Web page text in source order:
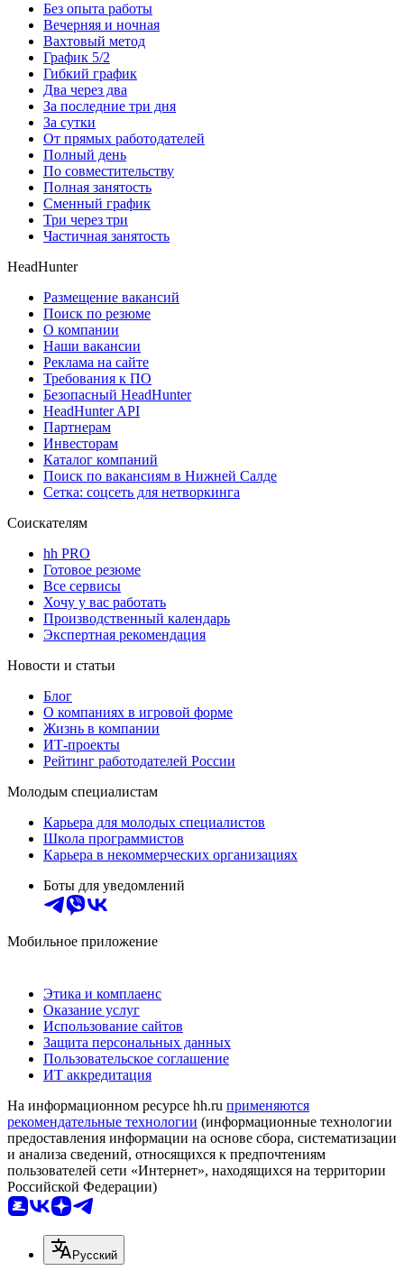
Без опыта работы
Вечерняя и ночная
Вахтовый метод
График 5/2
Гибкий график
Два через два
За последние три дня
За сутки
От прямых работодателей
Полный день
По совместительству
Полная занятость
Сменный график
Три через три
Частичная занятость
HeadHunter
Размещение вакансий
Поиск по резюме
О компании
Наши вакансии
Реклама на сайте
Требования к ПО
Безопасный HeadHunter
HeadHunter API
Партнерам
Инвесторам
Каталог компаний
Поиск по вакансиям в Нижней Салде
Сетка: соцсеть для нетворкинга
Соискателям
hh PRO
Готовое резюме
Все сервисы
Хочу у вас работать
Производственный календарь
Экспертная рекомендация
Новости и статьи
Блог
О компаниях в игровой форме
Жизнь в компании
ИТ-проекты
Рейтинг работодателей России
Молодым специалистам
Карьера для молодых специалистов
Школа программистов
Карьера в некоммерческих организациях
Боты для уведомлений
Мобильное приложение
Этика и комплаенс
Оказание услуг
Использование сайтов
Защита персональных данных
Пользовательское соглашение
ИТ аккредитация
На информационном ресурсе hh.ru применяются
рекомендательные технологии (информационные технологии
предоставления информации на основе сбора, систематизации
и анализа сведений, относящихся к предпочтениям
пользователей сети «Интернет», находящихся на территории
Российской Федерации)
Русский